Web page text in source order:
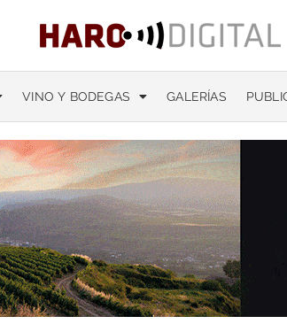
VINO Y BODEGAS GALERÍAS